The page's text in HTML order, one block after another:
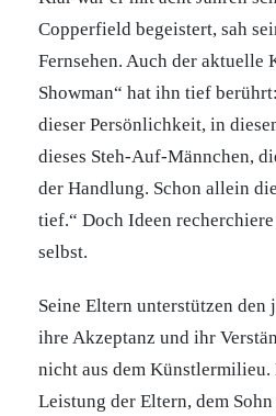
Copperfield begeistert, sah
Fernsehen. Auch der aktuelle
Showman“ hat ihn tief
dieser Persönlichkeit, in
dieses Steh-Auf-Männchen,
der Handlung. Schon allein
tief.“ Doch Ideen
selbst.
Seine Eltern unterstützen
ihre Akzeptanz und ihr
nicht aus dem Künstlermilieu.
Leistung der Eltern, dem